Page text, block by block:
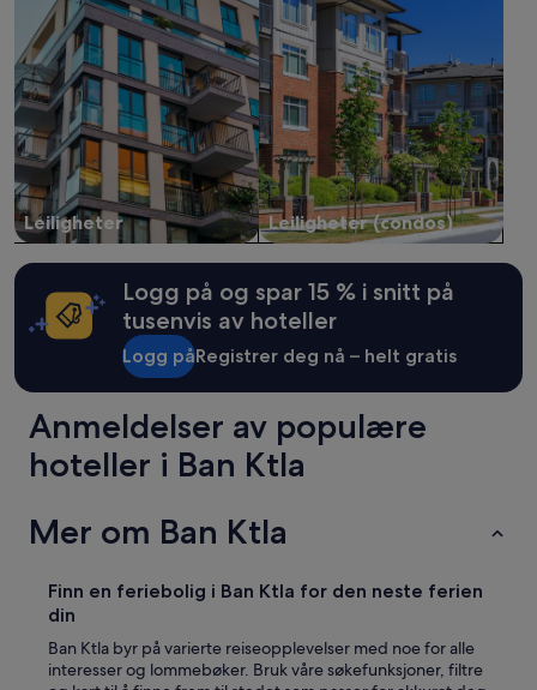
Leiligheter Leiligheter (condos)
Logg på og spar 15 % i snitt på
tusenvis av hoteller
Logg påRegistrer deg nå – helt gratis
Anmeldelser av populære
hoteller i Ban Ktla
Mer om Ban Ktla
Finn en feriebolig i Ban Ktla for den neste ferien
din
Ban Ktla byr på varierte reiseopplevelser med noe for alle
interesser og lommebøker. Bruk våre søkefunksjoner, filtre